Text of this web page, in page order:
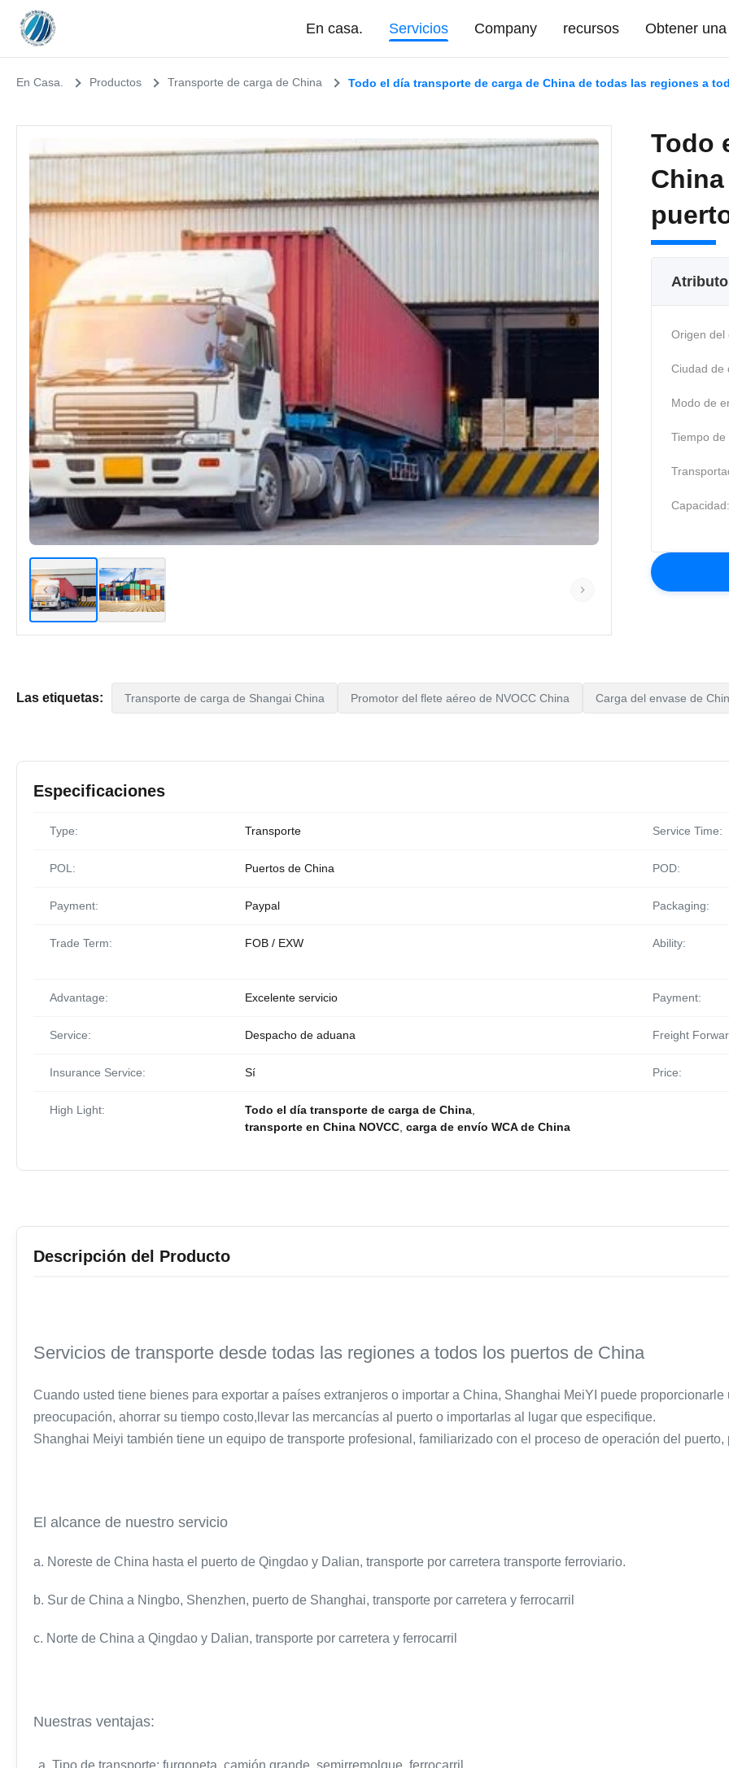
En casa. Servicios Company recursos Obtener
En Casa. Productos Transporte de carga de China Todo el día transporte de carga de China de todas las regiones a
Todo
Origen del
Ciudad de
Modo de
Tiempo de
Capacidad:
Las etiquetas: Transporte de carga de Shangai China Promotor del flete aéreo de NVOCC China Carga del envase de
Especificaciones
Type: Transporte Service Time:
POL: Puertos de China POD:
Payment: Paypal Packaging:
Trade Term: FOB / EXW Ability:
Advantage: Excelente servicio Payment:
Service: Despacho de aduana Freight
Insurance Service: Sí Price:
High Light: Todo el día transporte de carga de China
transporte en China NOVCC carga de envío WCA de China
Descripción del Producto
Servicios de transporte desde todas las regiones a todos los puertos de China
Cuando usted tiene bienes para exportar a países extranjeros o importar a China, Shanghai MeiYI puede
preocupación, ahorrar su tiempo costo,llevar las mercancías al puerto o importarlas al lugar que especifique.
Shanghai Meiyi también tiene un equipo de transporte profesional, familiarizado con el proceso de operación del
El alcance de nuestro servicio
a. Noreste de China hasta el puerto de Qingdao y Dalian, transporte por carretera transporte ferroviario.
b. Sur de China a Ningbo, Shenzhen, puerto de Shanghai, transporte por carretera y ferrocarril
c. Norte de China a Qingdao y Dalian, transporte por carretera y ferrocarril
Nuestras ventajas:
a. Tipo de transporte: furgoneta, camión grande, semirremolque, ferrocarril